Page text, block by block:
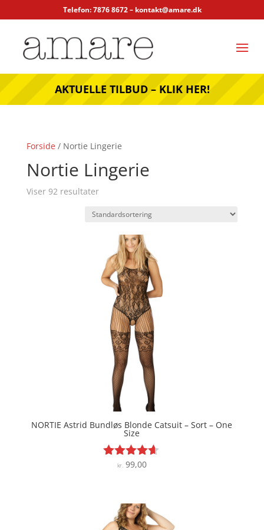
Telefon: 7876 8672 – kontakt@amare.dk
AKTUELLE TILBUD – KLIK HER!
Forside/ Nortie Lingerie
Nortie Lingerie
Viser 92 resultater
NORTIE Astrid Bundløs Blonde Catsuit – Sort – One
Size
Vurderet
kr.99,00